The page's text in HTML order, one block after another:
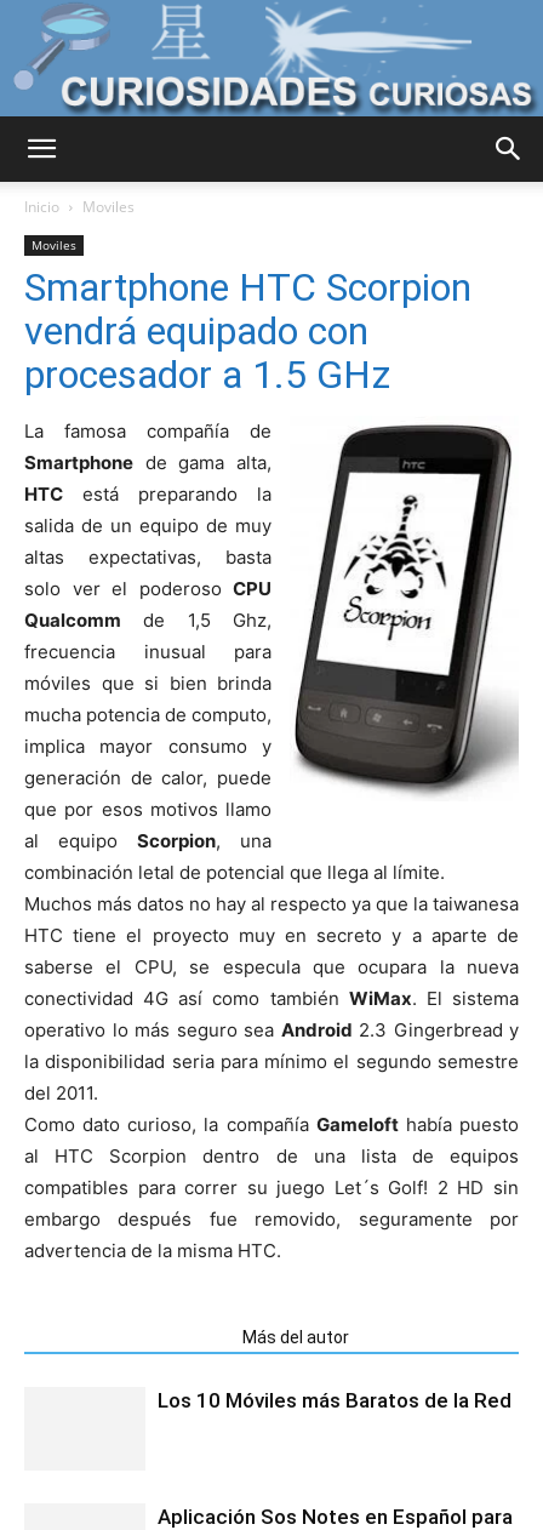
Curiosas
del
Mundo
Inicio Moviles
Moviles
Smartphone HTC Scorpion
vendrá equipado con
procesador a 1.5 GHz
La famosa compañía de
Smartphone de gama alta,
HTC está preparando la
salida de un equipo de muy
altas expectativas, basta
solo ver el poderoso CPU
Qualcomm de 1,5 Ghz,
frecuencia inusual para
móviles que si bien brinda
mucha potencia de computo,
implica mayor consumo y
generación de calor, puede
que por esos motivos llamo
al equipo Scorpion, una
combinación letal de potencial que llega al límite.
Muchos más datos no hay al respecto ya que la taiwanesa
HTC tiene el proyecto muy en secreto y a aparte de
saberse el CPU, se especula que ocupara la nueva
conectividad 4G así como también WiMax. El sistema
operativo lo más seguro sea Android 2.3 Gingerbread y
la disponibilidad seria para mínimo el segundo semestre
del 2011.
Como dato curioso, la compañía Gamelofthabía puesto
al HTC Scorpion dentro de una lista de equipos
compatibles para correr su juego Let´s Golf! 2 HD sin
embargo después fue removido, seguramente por
advertencia de la misma HTC.
Más del autor
Los 10 Móviles más Baratos de la Red
Aplicación Sos Notes en Español para